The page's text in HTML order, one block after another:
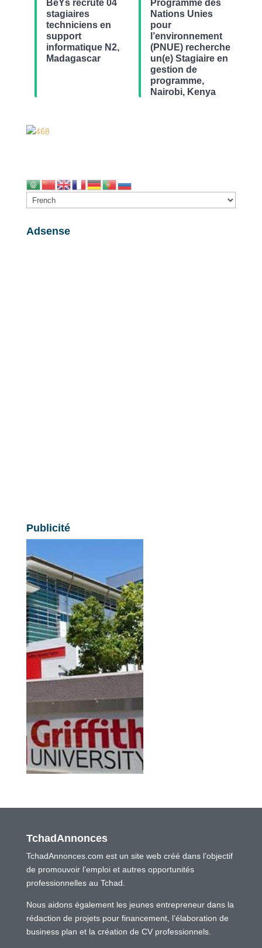
BeYs recrute 04
stagiaires
techniciens en
support
informatique N2,
Madagascar
Programme des
Nations Unies
pour
l’environnement
(PNUE) recherche
un(e) Stagiaire en
gestion de
programme,
Nairobi, Kenya
Adsense
Publicité
TchadAnnonces
TchadAnnonces.com est un site web créé dans l’objectif
de promouvoir l’emploi et autres opportunités
professionnelles au Tchad.
Nous aidons également les jeunes entrepreneur dans la
rédaction de projets pour financement, l’élaboration de
business plan et la création de CV professionnels.